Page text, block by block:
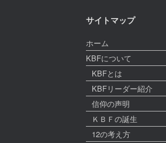
サイトマップ
ホーム
KBFについて
KBFとは
KBFリーダー紹介
信仰の声明
ＫＢＦの誕生
12の考え方